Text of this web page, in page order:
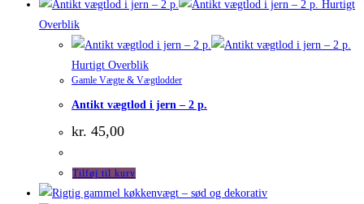
Hurtigt
Overblik
Hurtigt Overblik
Gamle Vægte & Vægtlodder
Antikt vægtlod i jern – 2 p.
kr. 45,00
Tilføj til kurv